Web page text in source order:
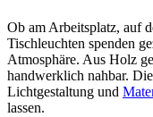
Ob am Arbeitsplatz, auf
Tischleuchten spenden
Atmosphäre. Aus Holz
handwerklich nahbar.
Lichtgestaltung und
lassen.